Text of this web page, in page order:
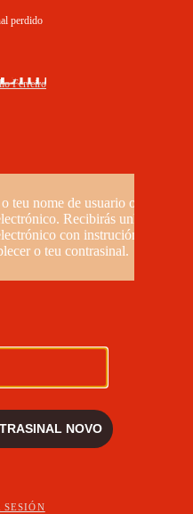
perdido
Ferreiro
teu nome de usuario ou
Recibirás unha
con instrucións
o teu contrasinal.